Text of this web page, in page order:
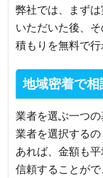
弊社では、まず
いただいた後、
積もりを無料で行
地域密着で
業者を選ぶ一つ
業者を選択する
あれば、金額も
信頼することが